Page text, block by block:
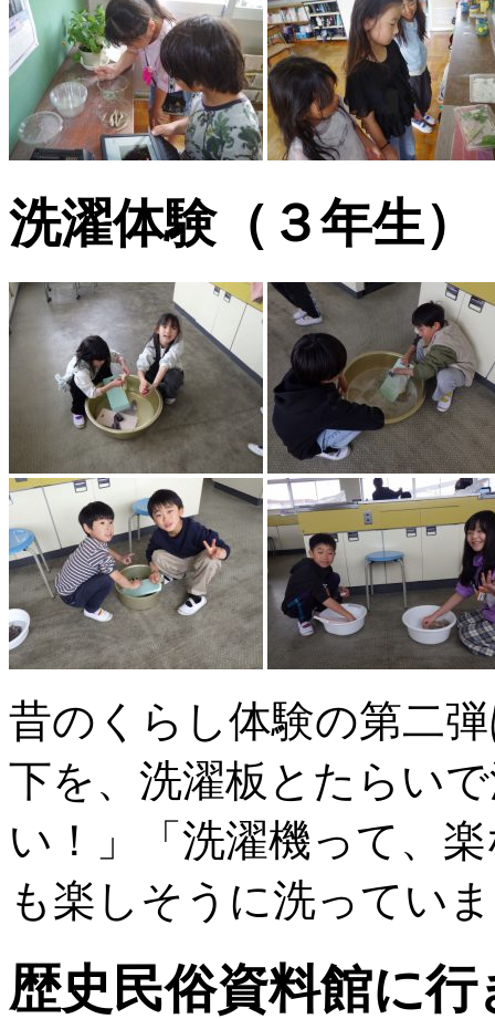
洗濯体験（３年生）
昔のくらし体験の第二
下を、洗濯板とたらい
い！」「洗濯機って、
も楽しそうに洗ってい
歴史民俗資料館に